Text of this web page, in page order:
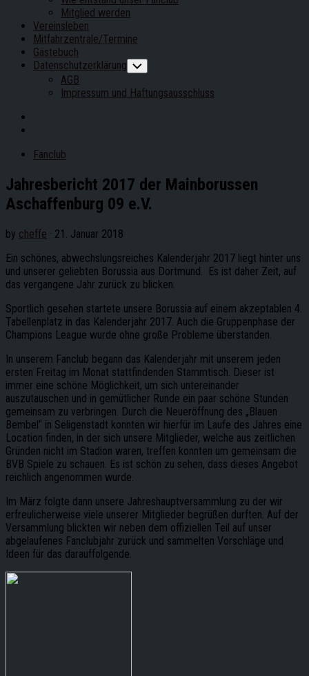
Mitglied werden
Current
Page
Parent
Vereinsleben
Mitfahrzentrale/Termine
Gästebuch
Datenschutzerklärung Toggle
Child
Menu
AGB
Impressum und Haftungsausschluss
Fanclub
Jahresbericht 2017 der Mainborussen
Aschaffenburg 09 e.V.
by cheffe · 21. Januar 2018
Ein schönes, abwechslungsreiches Kalenderjahr 2017 liegt hinter uns
und unserer geliebten Borussia aus Dortmund. Es ist daher Zeit, auf
das vergangene Jahr zurück zu blicken.
Sportlich gesehen startete unsere Borussia auf einem akzeptablen 4.
Tabellenplatz in das Kalenderjahr 2017. Auch die Gruppenphase der
Champions League wurde ohne große Probleme überstanden.
In unserem Fanclub begann das Kalenderjahr mit unserem jeden
ersten Freitag im Monat stattfindenden Stammtisch. Dieser ist
immer eine schöne Möglichkeit, um sich untereinander
auszutauschen und in gemütlicher Runde ein paar schöne Stunden
gemeinsam zu verbringen. Durch die Neueröffnung des „Blauen
Bembel“ in Seligenstadt konnten wir hierfür im Laufe des Jahres eine
Location finden, in der sich unsere Mitglieder, welche aus zeitlichen
Gründen nicht im Stadion waren, treffen konnten um gemeinsam die
BVB Spiele zu schauen. Es ist schön zu sehen, dass dieses Angebot
reichlich angenommen wurde.
Im März folgte dann unsere Jahreshauptversammlung zu der wir
erfreulicherweise viele unserer Mitglieder begrüßen durften. Auf der
Versammlung blickten wir neben dem offiziellen Teil auf unser
abgelaufenes Fanclubjahr zurück und sammelten Vorschläge und
Ideen für das darauffolgende.